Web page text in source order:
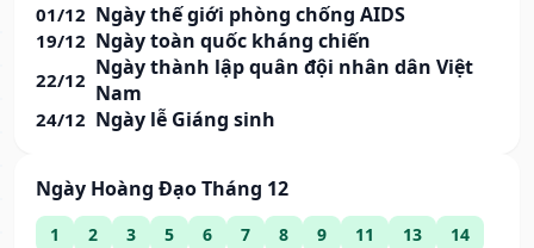
01/12 Ngày thế giới phòng chống AIDS
19/12 Ngày toàn quốc kháng chiến
22/12 Ngày thành lập quân đội nhân dân Việt
Nam
24/12 Ngày lễ Giáng sinh
Ngày Hoàng Đạo Tháng 12
1 2 3 5 6 7 8 9 11 13
14